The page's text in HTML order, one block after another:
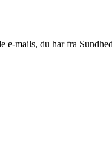
mails, du har fra